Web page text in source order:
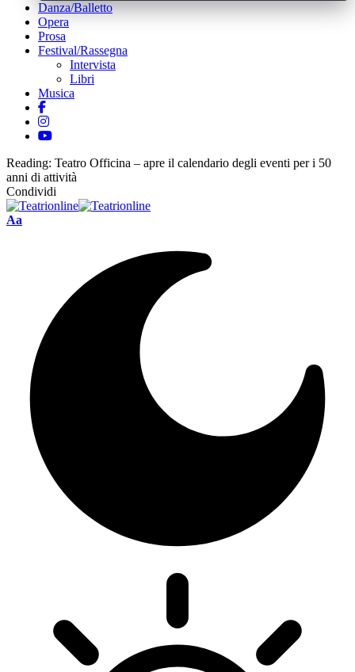
Danza/Balletto
Opera
Prosa
Festival/Rassegna
Intervista
Libri
Musica
Reading: Teatro Officina – apre il calendario degli eventi per i 50
anni di attività
Condividi
Font
Aa